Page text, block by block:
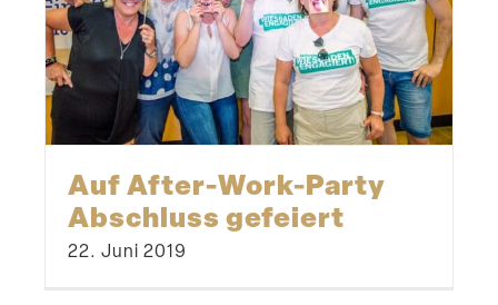
Auf After-Work-Party
Abschluss gefeiert
22. Juni 2019